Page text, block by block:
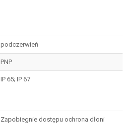
podczerwień
PNP
IP 65; IP 67
Zapobiegnie dostępu ochrona dłoni